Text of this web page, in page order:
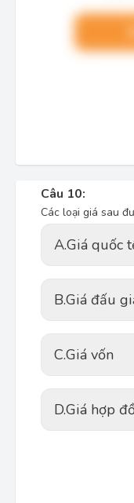
Câu 10:
Các loại giá sau
A.Giá quốc
B.Giá đấu
C.Giá vốn
D.Giá hợp